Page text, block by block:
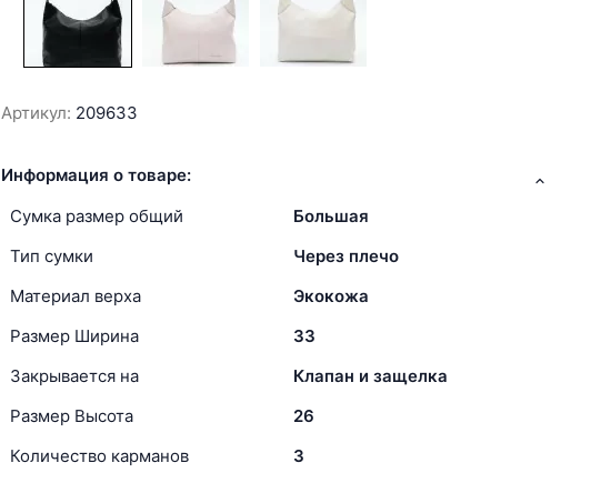
Артикул: 209633
Информация о товаре:
Сумка размер общий
Большая
Тип сумки
Через плечо
Материал верха
Экокожа
Размер Ширина
33
Закрывается на
Клапан и защелка
Размер Высота
26
Количество карманов
3